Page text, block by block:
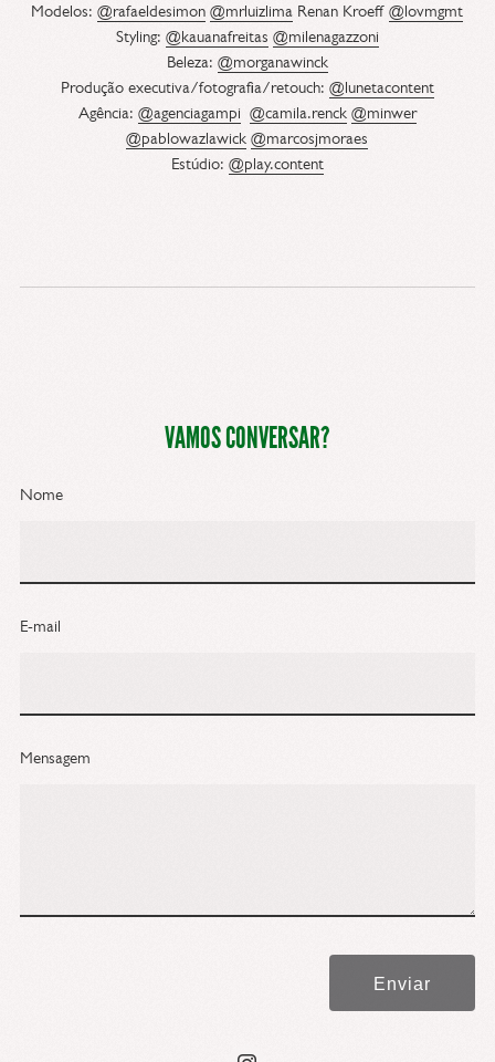
Modelos:@rafaeldesimon @mrluizlima Renan Kroeff@lovmgmt
Styling: @kauanafreitas @milenagazzoni
Beleza: @morganawinck
Produção executiva/fotografia/retouch: @lunetacontent
Agência: @agenciagampi @camila.renck @minwer
@pablowazlawick @marcosjmoraes
Estúdio: @play.content
VAMOS CONVERSAR?
Nome
E-mail
Mensagem
Enviar